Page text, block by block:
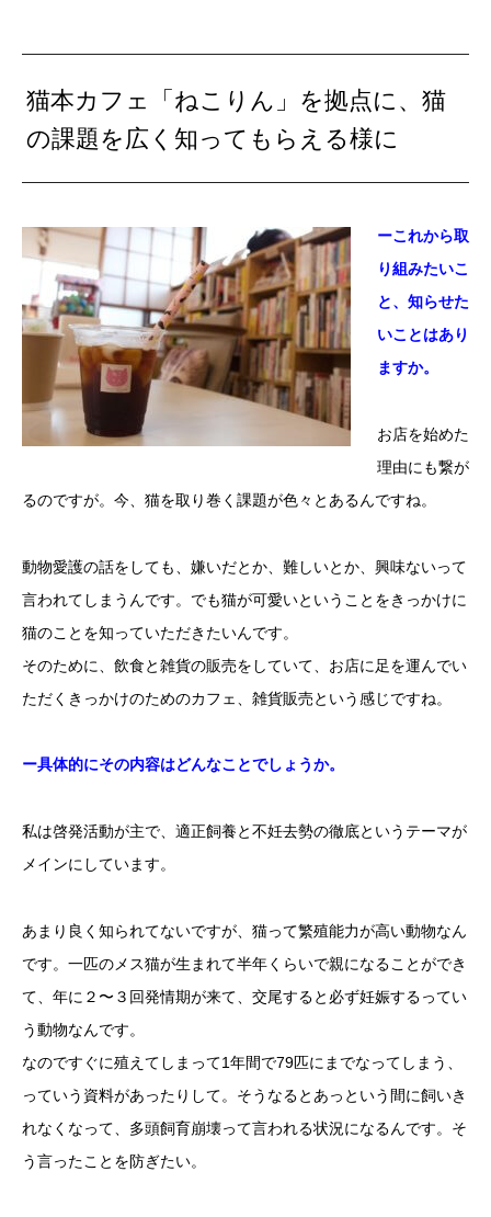
猫本カフェ「ねこりん」を拠点に、猫
の課題を広く知ってもらえる様に
ーこれから取
り組みたいこ
と、知らせた
いことはあり
ますか。
お店を始めた
理由にも繋が
るのですが。今、猫を取り巻く課題が色々とあるんですね。
動物愛護の話をしても、嫌いだとか、難しいとか、興味ないって
言われてしまうんです。でも猫が可愛いということをきっかけに
猫のことを知っていただきたいんです。
そのために、飲食と雑貨の販売をしていて、お店に足を運んでい
ただくきっかけのためのカフェ、雑貨販売という感じですね。
ー具体的にその内容はどんなことでしょうか。
私は啓発活動が主で、適正飼養と不妊去勢の徹底というテーマが
メインにしています。
あまり良く知られてないですが、猫って繁殖能力が高い動物なん
です。一匹のメス猫が生まれて半年くらいで親になることができ
て、年に２〜３回発情期が来て、交尾すると必ず妊娠するってい
う動物なんです。
なのですぐに殖えてしまって1年間で79匹にまでなってしまう、
っていう資料があったりして。そうなるとあっという間に飼いき
れなくなって、多頭飼育崩壊って言われる状況になるんです。そ
う言ったことを防ぎたい。